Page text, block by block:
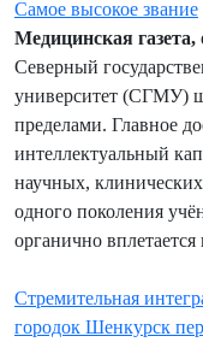
Самое высокое звание
Медицинская
Северный
университет (СГМУ)
пределами. Главное
интеллектуальный
научных,
одного поколения
органично вплетается
Стремительная
городок Шенкурск